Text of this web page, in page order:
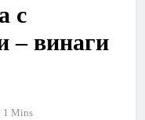
с
– винаги
1 Mins